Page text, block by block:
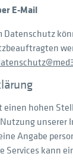
E-Mail
Datenschutz
einen hohen
unserer
Angabe
Services kann